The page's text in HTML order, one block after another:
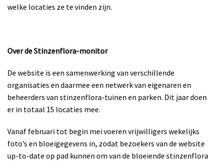
welke locaties ze te vinden zijn.
Over de Stinzenflora-monitor
De website is een samenwerking van verschillende
organisaties en daarmee een netwerk van eigenaren en
beheerders van stinzenflora-tuinen en parken. Dit jaar doen
er in totaal 15 locaties mee.
Vanaf februari tot begin mei voeren vrijwilligers wekelijks
foto’s en bloeigegevens in, zodat bezoekers van de website
up-to-date op pad kunnen om van de bloeiende stinzenflora